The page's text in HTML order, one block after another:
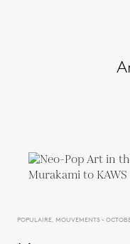
POPULAIRE, MOUVEMENTS -